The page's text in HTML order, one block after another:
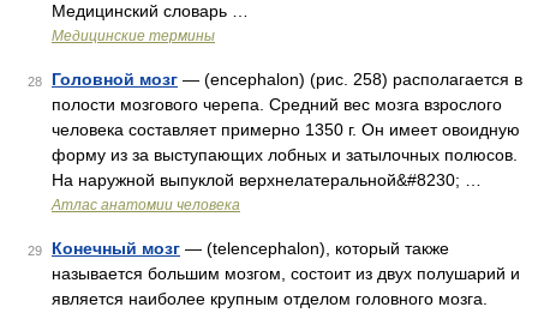
Медицинский словарь …
Медицинские термины
28 Головной мозг — (encephalon) (рис. 258) располагается в
полости мозгового черепа. Средний вес мозга взрослого
человека составляет примерно 1350 г. Он имеет овоидную
форму из за выступающих лобных и затылочных полюсов.
На наружной выпуклой верхнелатеральной&#8230; …
Атлас анатомии человека
29 Конечный мозг — (telencephalon), который также
называется большим мозгом, состоит из двух полушарий и
является наиболее крупным отделом головного мозга.